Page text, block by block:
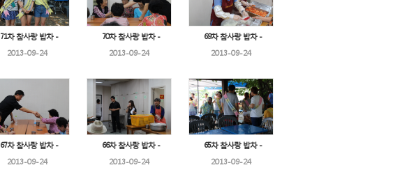
71차 참사랑 밥차 -
2013-09-24
70차 참사랑 밥차 -
2013-09-24
69차 참사랑 밥차 -
2013-09-24
67차 참사랑 밥차 -
2013-09-24
66차 참사랑 밥차 -
2013-09-24
65차 참사랑 밥차 -
2013-09-24